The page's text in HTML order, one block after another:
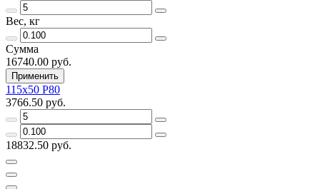
Вес, кг
Сумма
16740.00 руб.
Применить
115х50 Р80
3766.50 руб.
18832.50 руб.